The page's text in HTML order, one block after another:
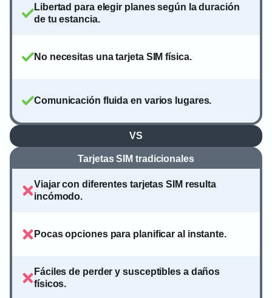
Libertad para elegir planes según la duración
de tu estancia.
No necesitas una tarjeta SIM física.
Comunicación fluida en varios lugares.
VS
Tarjetas SIM tradicionales
Viajar con diferentes tarjetas SIM resulta
incómodo.
Pocas opciones para planificar al instante.
Fáciles de perder y susceptibles a daños
físicos.